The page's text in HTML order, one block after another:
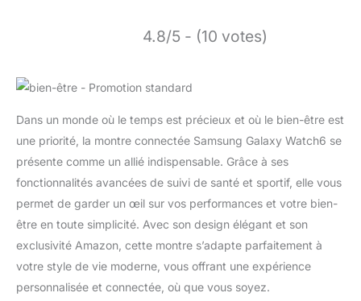
4.8/5 - (10 votes)
Dans un monde où le temps est précieux et où le bien-être est
une priorité, la montre connectée Samsung Galaxy Watch6 se
présente comme un allié indispensable. Grâce à ses
fonctionnalités avancées de suivi de santé et sportif, elle vous
permet de garder un œil sur vos performances et votre bien-
être en toute simplicité. Avec son design élégant et son
exclusivité Amazon, cette montre s’adapte parfaitement à
votre style de vie moderne, vous offrant une expérience
personnalisée et connectée, où que vous soyez.